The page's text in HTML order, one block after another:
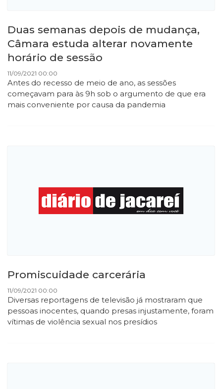
Duas semanas depois de mudança,
Câmara estuda alterar novamente
horário de sessão
11/09/2021 00:00
Antes do recesso de meio de ano, as sessões
começavam para às 9h sob o argumento de que era
mais conveniente por causa da pandemia
Promiscuidade carcerária
11/09/2021 00:00
Diversas reportagens de televisão já mostraram que
pessoas inocentes, quando presas injustamente, foram
vítimas de violência sexual nos presídios